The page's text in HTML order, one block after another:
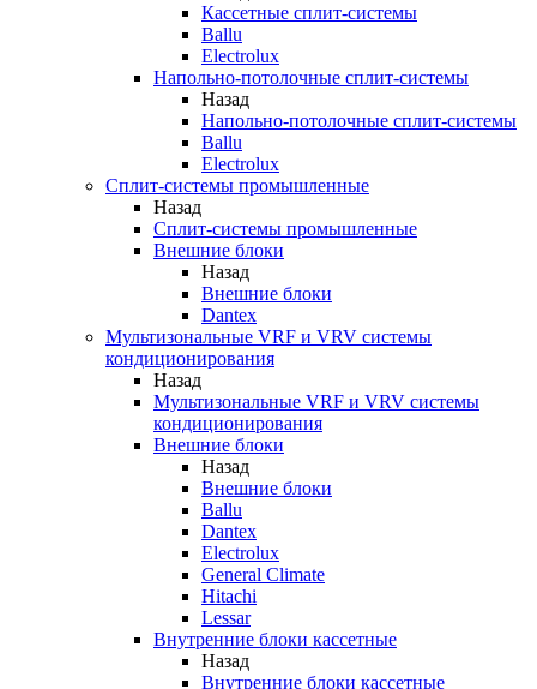
Кассетные сплит-системы
Ballu
Electrolux
Напольно-потолочные сплит-системы
Назад
Напольно-потолочные сплит-системы
Ballu
Electrolux
Сплит-системы промышленные
Назад
Сплит-системы промышленные
Внешние блоки
Назад
Внешние блоки
Dantex
Мультизональные VRF и VRV системы
кондиционирования
Назад
Мультизональные VRF и VRV системы
кондиционирования
Внешние блоки
Назад
Внешние блоки
Ballu
Dantex
Electrolux
General Climate
Hitachi
Lessar
Внутренние блоки кассетные
Назад
Внутренние блоки кассетные